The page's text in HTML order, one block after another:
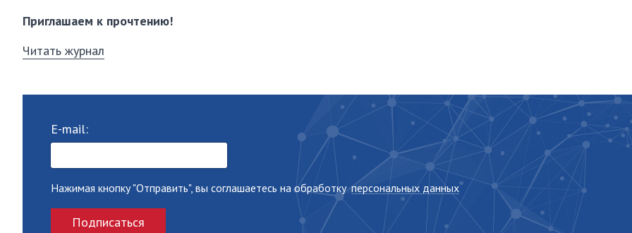
Приглашаем к прочтению!
Читать журнал
E-mail:
Нажимая кнопку "Отправить", вы соглашаетесь на обработкуперсональных данных
Подписаться